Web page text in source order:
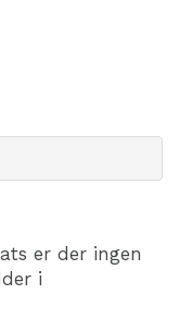
er der ingen
i